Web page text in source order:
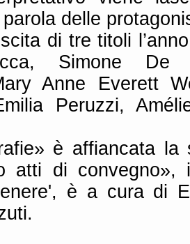
delle
di tre titoli
Simone De
Anne Everett
Peruzzi,
è affiancata la
atti di convegno»,
è a cura di